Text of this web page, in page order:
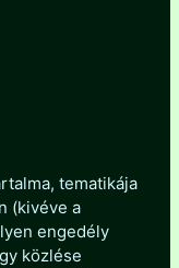
tematikája
(kivéve a
engedély
közlése